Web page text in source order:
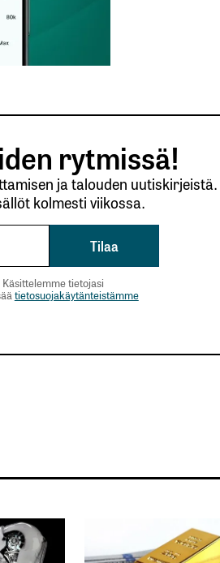
rytmissä!
ja talouden uutiskirjeistä.
kolmesti viikossa.
tietojasi
tietosuojakäytänteistämme